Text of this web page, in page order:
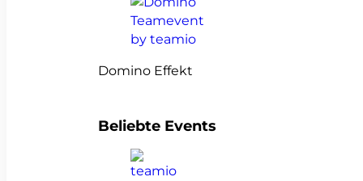
Domino Effekt
Beliebte Events